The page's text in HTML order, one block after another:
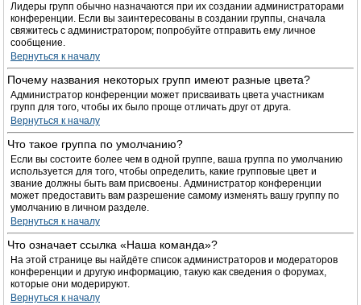
Лидеры групп обычно назначаются при их создании администраторами
конференции. Если вы заинтересованы в создании группы, сначала
свяжитесь с администратором; попробуйте отправить ему личное
сообщение.
Вернуться к началу
Почему названия некоторых групп имеют разные цвета?
Администратор конференции может присваивать цвета участникам
групп для того, чтобы их было проще отличать друг от друга.
Вернуться к началу
Что такое группа по умолчанию?
Если вы состоите более чем в одной группе, ваша группа по умолчанию
используется для того, чтобы определить, какие групповые цвет и
звание должны быть вам присвоены. Администратор конференции
может предоставить вам разрешение самому изменять вашу группу по
умолчанию в личном разделе.
Вернуться к началу
Что означает ссылка «Наша команда»?
На этой странице вы найдёте список администраторов и модераторов
конференции и другую информацию, такую как сведения о форумах,
которые они модерируют.
Вернуться к началу